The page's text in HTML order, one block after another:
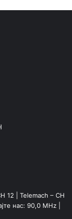
12 | Telemach – CH
нас: 90,0 MHz |